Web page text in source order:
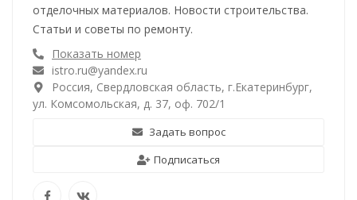
отделочных материалов. Новости строительства.
Статьи и советы по ремонту.
Показать номер
istro.ru@yandex.ru
Россия, Свердловская область, г.Екатеринбург,
ул. Комсомольская, д. 37, оф. 702/1
Задать вопрос
Подписаться